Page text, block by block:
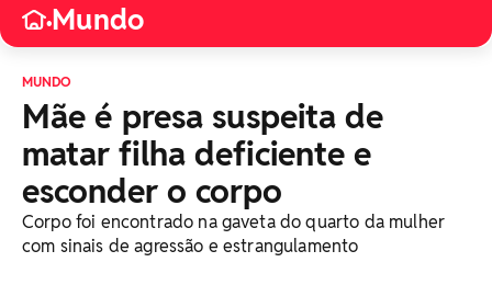
•Mundo
MUNDO
Mãe é presa suspeita de
matar filha deficiente e
esconder o corpo
Corpo foi encontrado na gaveta do quarto da mulher
com sinais de agressão e estrangulamento